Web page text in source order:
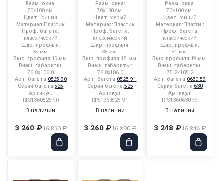
Разм. окна:
70x100 см.
Цвет..:синий
Материал: Пластик
Проф. багета:
классический
Шир. профиля:
35 мм.
Выс. профиля:15 мм.
Внеш. габариты:
76.0x106.0
Арт. багета:0525-90
Серия багета:525
Артикул:
RPS1360525-90
В наличии
3 260 ₽16 890 ₽
Разм. окна:
70x100 см.
Цвет..:серый
Материал: Пластик
Проф. багета:
классический
Шир. профиля:
35 мм.
Выс. профиля:15 мм.
Внеш. габариты:
76.0x106.0
Арт. багета:0525-91
Серия багета:525
Артикул:
RPS1360525-91
В наличии
3 260 ₽16 890 ₽
Разм. окна:
70x100 см.
Цвет..:синий
Материал: Пластик
Проф. багета:
классический
Шир. профиля:
31 мм.
Выс. профиля:19 мм.
Внеш. габариты:
75.2x105.2
Арт. багета:0630-59
Серия багета:630
Артикул:
RPS1360630-59
В наличии
3 248 ₽16 846 ₽